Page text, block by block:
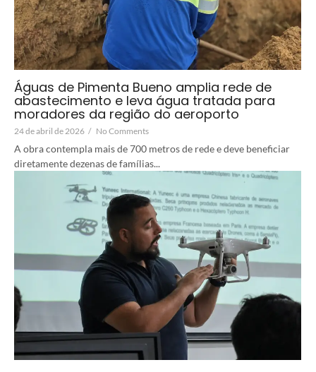
Águas de Pimenta Bueno amplia rede de
abastecimento e leva água tratada para
moradores da região do aeroporto
24 de abril de 2026 / No Comments
A obra contempla mais de 700 metros de rede e deve beneficiar
diretamente dezenas de famílias...